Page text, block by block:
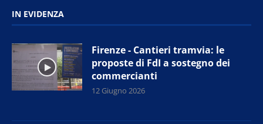
IN EVIDENZA
Firenze - Cantieri tramvia: le
proposte di FdI a sostegno dei
commercianti
12 Giugno 2026